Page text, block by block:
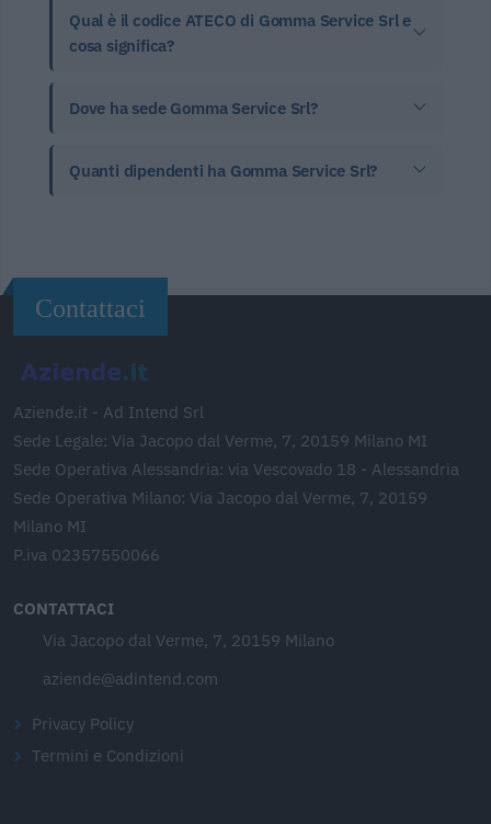
Qual è il codice ATECO di Gomma Service Srl e
cosa significa?
Dove ha sede Gomma Service Srl?
Quanti dipendenti ha Gomma Service Srl?
Contattaci
Aziende.it - Ad Intend Srl
Sede Legale: Via Jacopo dal Verme, 7, 20159 Milano MI
Sede Operativa Alessandria: via Vescovado 18 - Alessandria
Sede Operativa Milano: Via Jacopo dal Verme, 7, 20159
Milano MI
P.iva 02357550066
CONTATTACI
Via Jacopo dal Verme, 7, 20159 Milano
aziende@adintend.com
Privacy Policy
Termini e Condizioni